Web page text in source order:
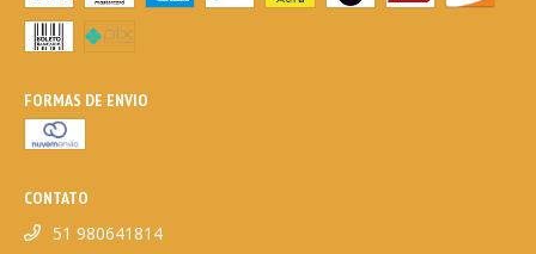
FORMAS DE ENVIO
CONTATO
51 980641814